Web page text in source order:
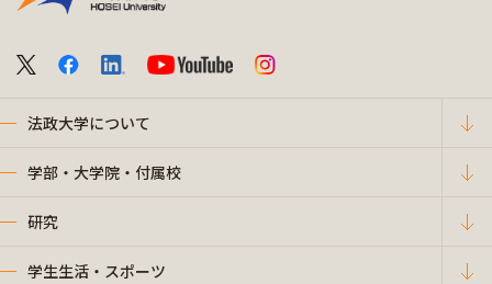
法政大学について
学部・大学院・付属校
研究
学生生活・スポーツ